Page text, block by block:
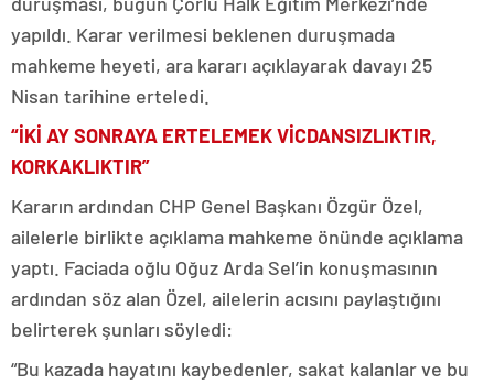
yapıldı. Karar verilmesi beklenen duruşmada
mahkeme heyeti, ara kararı açıklayarak davayı 25
Nisan tarihine erteledi.
“İKİ AY SONRAYA ERTELEMEK VİCDANSIZLIKTIR,
KORKAKLIKTIR”
Kararın ardından CHP Genel Başkanı Özgür Özel,
ailelerle birlikte açıklama mahkeme önünde açıklama
yaptı. Faciada oğlu Oğuz Arda Sel’in konuşmasının
ardından söz alan Özel, ailelerin acısını paylaştığını
belirterek şunları söyledi:
“Bu kazada hayatını kaybedenler, sakat kalanlar ve bu